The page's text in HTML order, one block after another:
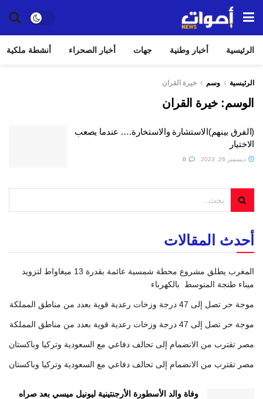
الرئيسية أخبار وطنية جهات أخبار الصحراء أنشطة ملكية
الرئيسية وسم خيرة القران
الوسم:خيرة القران
(الفرق بينهم)الاستشارة والاستخارة…. عندما يصعب
الاختيار
ديسمبر 26, 2023
أحدث المقالات
المغرب يطلق مشروع محطة شمسية عائمة بقدرة 13 ميغاواط لتزويد
ميناء طنجة المتوسط بالكهرباء
موجة حر تصل إلى 47 درجة وزخات رعدية قوية بعدد من مناطق المملكة
موجة حر تصل إلى 47 درجة وزخات رعدية قوية بعدد من مناطق المملكة
مصر تقترب من الانضمام إلى تحالف دفاعي مع السعودية وتركيا وباكستان
مصر تقترب من الانضمام إلى تحالف دفاعي مع السعودية وتركيا وباكستان
وفاة والد الأسطورة الأرجنتينية ليونيل ميسي بعد صراه